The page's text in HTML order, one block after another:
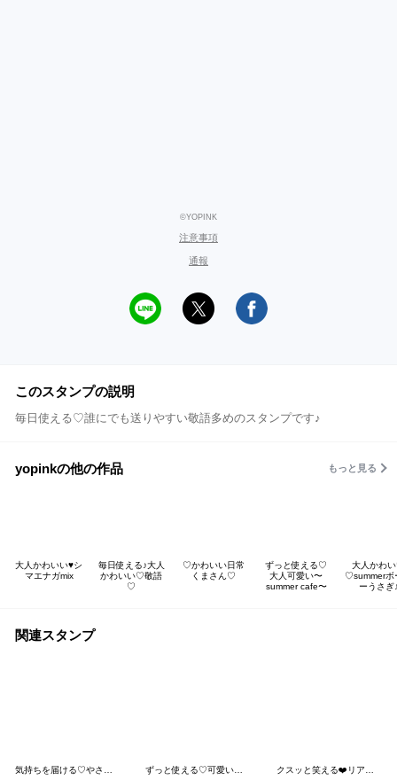
©YOPINK
注意事項
通報
このスタンプの説明
毎日使える♡誰にでも送りやすい敬語多めのスタンプです♪
yopinkの他の作品 もっと見る
大人かわいい♥️シ
マエナガmix
毎日使える♪大人
かわいい♡敬語
♡
♡かわいい日常
くまさん♡
ずっと使える♡
大人可愛い〜
summer cafe〜
大人かわ
♡summerボ
ーうさぎ
関連スタンプ
気持ちを届ける♡やさしさお団子ガール ずっと使える♡可愛い女子 大人カラー クスッと笑える❤️リアクションシマエナガ